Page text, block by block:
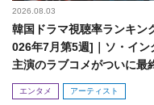
2026.08.03
韓国ドラマ視聴率ランキン
026年7月第5週]｜ソ・イン
主演のラブコメがついに最
回！
エンタメ アーティスト